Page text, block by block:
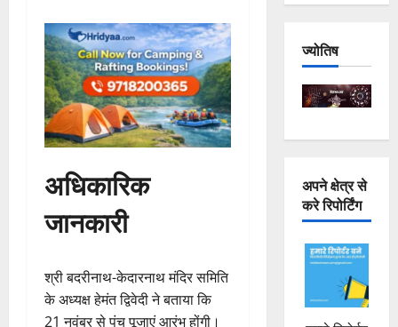
अधिकारिक
जानकारी
श्री बदरीनाथ-केदारनाथ मंदिर समिति
के अध्यक्ष हेमंत द्विवेदी ने बताया कि
21 नवंबर से पंच पूजाएं आरंभ होंगी।
ज्योतिष
अपने क्षेत्र से
करे रिपोर्टिंग